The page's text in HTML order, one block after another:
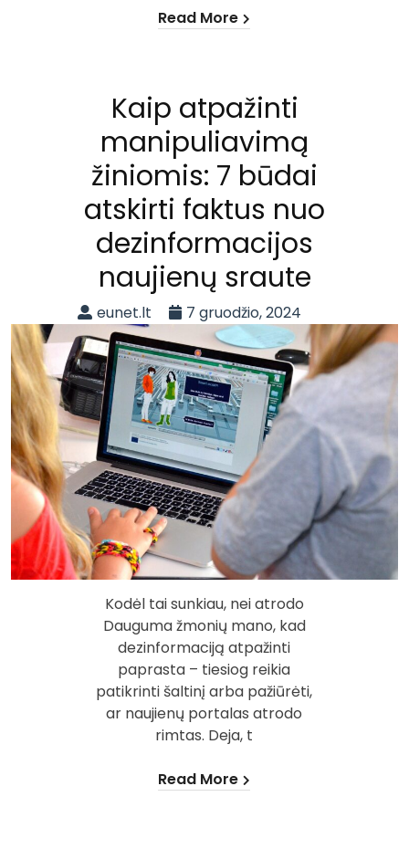
Read More
Kaip atpažinti
manipuliavimą
žiniomis: 7 būdai
atskirti faktus nuo
dezinformacijos
naujienų sraute
eunet.lt 7 gruodžio, 2024
Kodėl tai sunkiau, nei atrodo
Dauguma žmonių mano, kad
dezinformaciją atpažinti
paprasta – tiesiog reikia
patikrinti šaltinį arba pažiūrėti,
ar naujienų portalas atrodo
rimtas. Deja, t
Read More